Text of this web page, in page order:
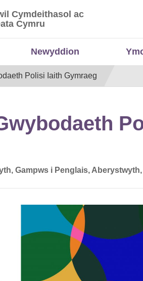
Cymdeithasol ac
Cymdeithasol ac
Cymru
Newyddion
Polisi Iaith Gymraeg
Gampws i Penglais,